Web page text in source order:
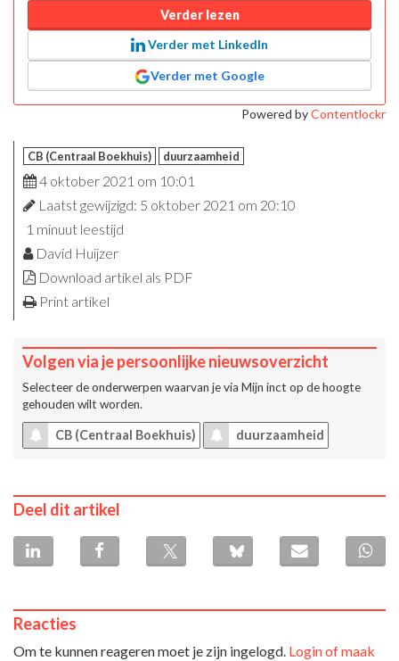
Verder lezen
Verder met LinkedIn
Verder met Google
Powered byContentlockr
CB (Centraal Boekhuis) duurzaamheid
4 oktober 2021 om 10:01
Laatst gewijzigd: 5 oktober 2021 om 20:10
1 minuut leestijd
David Huijzer
Download artikel als PDF
Print artikel
Volgen via je persoonlijke nieuwsoverzicht
Selecteer de onderwerpen waarvan je via Mijn inct op de hoogte
gehouden wilt worden.
CB (Centraal Boekhuis) duurzaamheid
Deel dit artikel
Reacties
Om te kunnen reageren moet je zijn ingelogd. Login of maak